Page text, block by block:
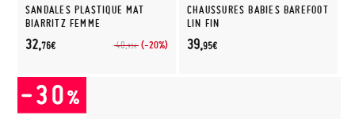
SANDALES PLASTIQUE MAT
BIARRITZ FEMME
40,95€ (-20%)
32,76€
CHAUSSURES BABIES BAREFOOT
LIN FIN
39,95€